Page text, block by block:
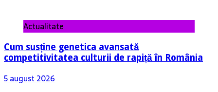
Actualitate
Cum susține genetica avansată
competitivitatea culturii de rapiță în România
5 august 2026